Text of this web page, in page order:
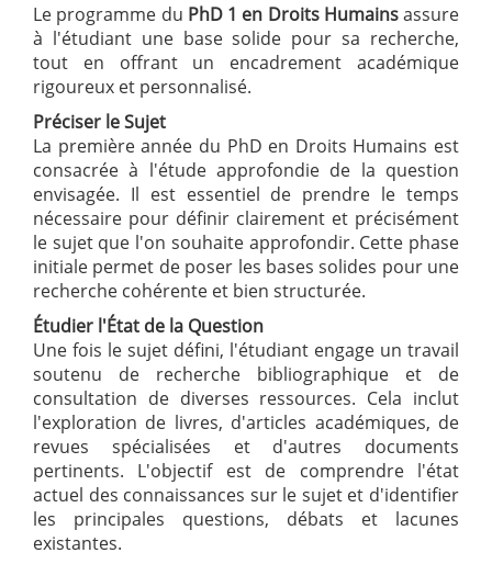
Le programme du PhD 1 en Droits Humainsassure
à l'étudiant une base solide pour sa recherche,
tout en offrant un encadrement académique
rigoureux et personnalisé.
Préciser le Sujet
La première année du PhD en Droits Humains est
consacrée à l'étude approfondie de la question
envisagée. Il est essentiel de prendre le temps
nécessaire pour définir clairement et précisément
le sujet que l'on souhaite approfondir. Cette phase
initiale permet de poser les bases solides pour une
recherche cohérente et bien structurée.
Étudier l'État de la Question
Une fois le sujet défini, l'étudiant engage un travail
soutenu de recherche bibliographique et de
consultation de diverses ressources. Cela inclut
l'exploration de livres, d'articles académiques, de
revues spécialisées et d'autres documents
pertinents. L'objectif est de comprendre l'état
actuel des connaissances sur le sujet et d'identifier
les principales questions, débats et lacunes
existantes.